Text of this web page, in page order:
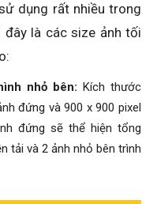
dụng rất nhiều trong
đây là các size ảnh tối
nhỏ bên: Kích thước
đứng và 900 x 900 pixel
đứng sẽ thể hiện tổng
tải và 2 ảnh nhỏ bên trình